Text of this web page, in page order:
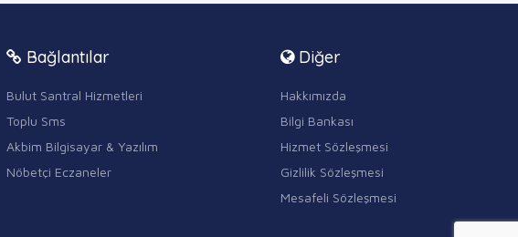
Bağlantılar
Bulut Santral Hizmetleri
Toplu Sms
Akbim Bilgisayar & Yazılım
Nöbetçi Eczaneler
Diğer
Hakkımızda
Bilgi Bankası
Hizmet Sözleşmesi
Gizlilik Sözleşmesi
Mesafeli Sözleşmesi